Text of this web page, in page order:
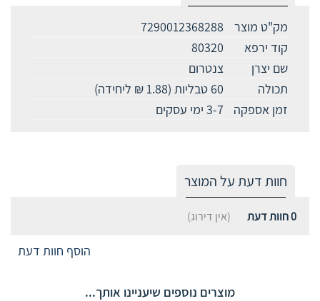
מק"ט מוצר
7290012368288
קוד ירפא
80320
שם יצרן
צנטרום
תכולה
60 טבליות (1.88 ₪ ליחידה)
זמן אספקה
3-7 ימי עסקים
חוות דעת על המוצר
0חוות דעת (אין דירוג)
הוסף חוות דעת
מוצרים נוספים שיעניינו אותך...